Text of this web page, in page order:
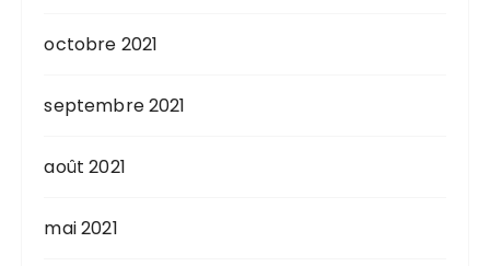
octobre 2021
septembre 2021
août 2021
mai 2021